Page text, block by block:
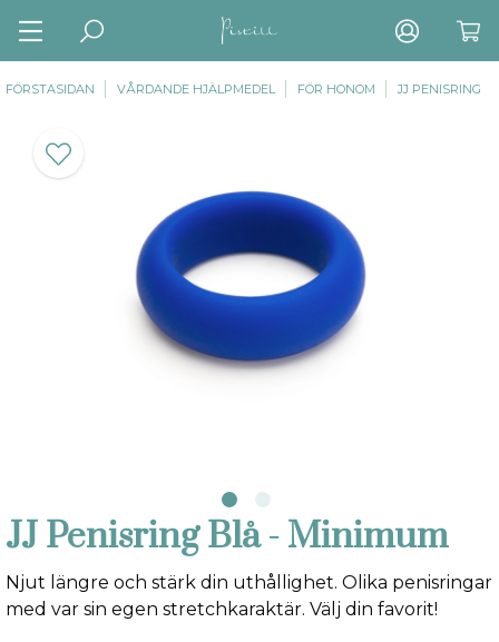
FÖRSTASIDAN VÅRDANDE HJÄLPMEDEL FÖR HONOM JJ PENISRING
JJ Penisring Blå - Minimum
Njut längre och stärk din uthållighet. Olika penisringar
med var sin egen stretchkaraktär. Välj din favorit!